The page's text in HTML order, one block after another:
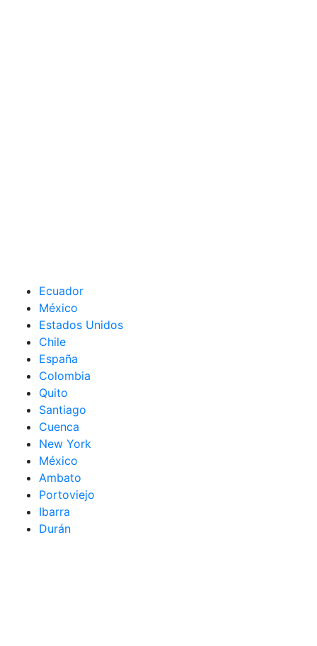
Ecuador
México
Estados Unidos
Chile
España
Colombia
Quito
Santiago
Cuenca
New York
México
Ambato
Portoviejo
Ibarra
Durán